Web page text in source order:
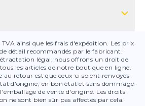
ainsi que les frais d'expédition. Les prix
détail recommandés par le fabricant.
légal, nous offrons un droit de
les articles de notre boutique en ligne.
au retour est que ceux-ci soient renvoyés
d'origine, en bon état et sans dommage
de vente d'origine. Les droits
ne sont bien sûr pas affectés par cela.